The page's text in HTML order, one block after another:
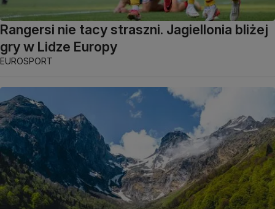
Rangersi nie tacy straszni. Jagiellonia bliżej
gry w Lidze Europy
EUROSPORT